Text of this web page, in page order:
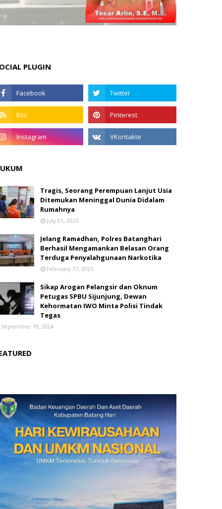
PLUGIN
Tragis, Seorang Perempuan Lanjut Usia
Ditemukan Meninggal Dunia Didalam
Rumahnya
July 01, 2025
Jelang Ramadhan, Polres Batanghari
Berhasil Mengamankan Belasan Orang
Terduga Penyalahgunaan Narkotika
February 17, 2025
Sikap Arogan Pelangsir dan Oknum
Petugas SPBU Sijunjung, Dewan
Kehormatan IWO Minta Polisi Tindak
Tegas
September 19, 2024